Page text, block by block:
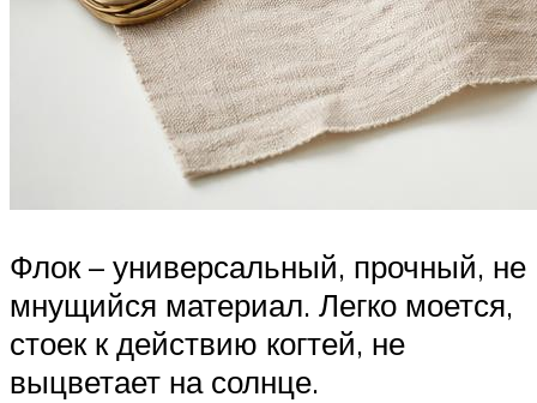
Флок – универсальный, прочный, не
мнущийся материал. Легко моется,
стоек к действию когтей, не
выцветает на солнце.